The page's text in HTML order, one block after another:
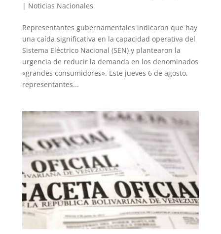
| Noticias Nacionales
Representantes gubernamentales indicaron que hay
una caída significativa en la capacidad operativa del
Sistema Eléctrico Nacional (SEN) y plantearon la
urgencia de reducir la demanda en los denominados
«grandes consumidores». Este jueves 6 de agosto,
representantes...